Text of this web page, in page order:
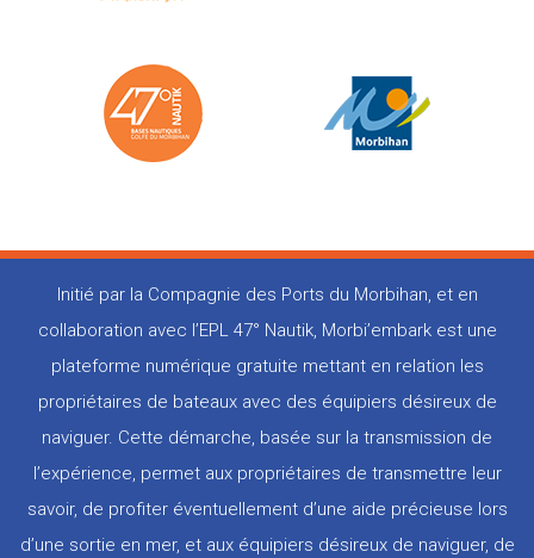
Initié par la Compagnie des Ports du Morbihan, et en
collaboration avec l’EPL 47° Nautik, Morbi’embark est une
plateforme numérique gratuite mettant en relation les
propriétaires de bateaux avec des équipiers désireux de
naviguer. Cette démarche, basée sur la transmission de
l’expérience, permet aux propriétaires de transmettre leur
savoir, de profiter éventuellement d’une aide précieuse lors
d’une sortie en mer, et aux équipiers désireux de naviguer, de